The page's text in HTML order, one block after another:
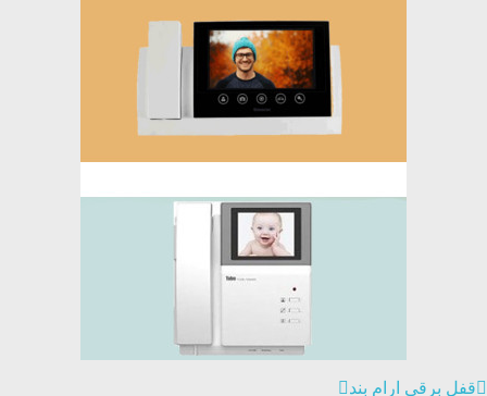
قفل برقی ارام بند